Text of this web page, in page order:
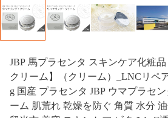
JBP 馬プラセンタ スキンケア化粧
クリーム】（クリーム）_LNCリペ
g 国産 プラセンタ JBP ウマプラセ
ーム 肌荒れ 乾燥を防ぐ 角質 水分